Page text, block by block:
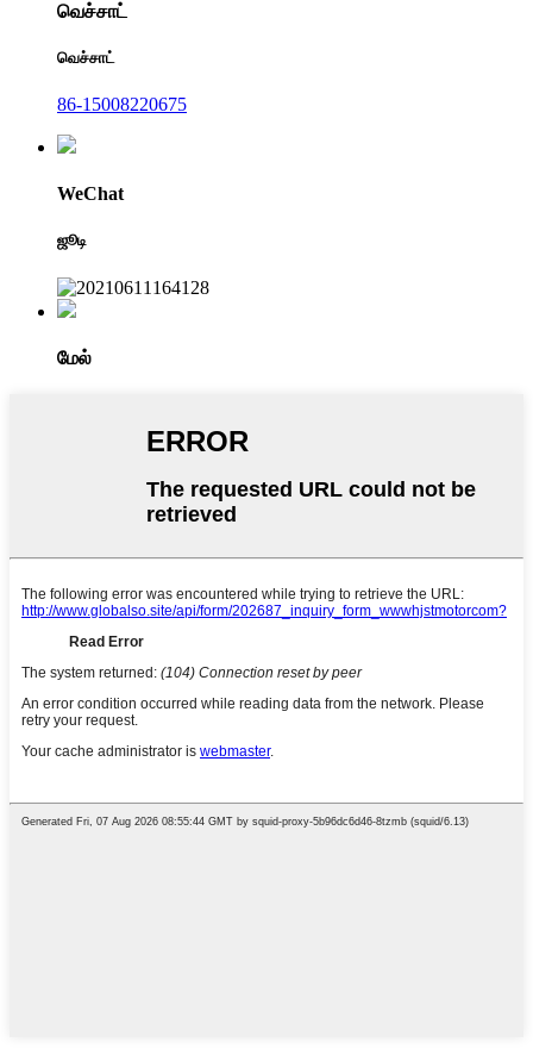
வெச்சாட்
வெச்சாட்
86-15008220675
WeChat
ஜூடி
மேல்